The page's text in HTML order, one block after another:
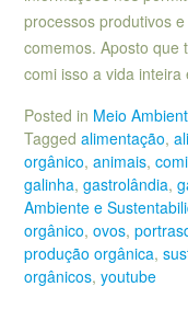
processos produtivos
comemos. Aposto que
comi isso a vida inteira
Posted in Meio
Tagged alimentação,
orgânico, animais,
galinha, gastrolândia,
Ambiente e
orgânico, ovos,
produção orgânica,
orgânicos, youtube